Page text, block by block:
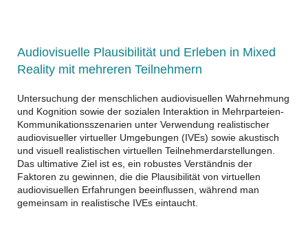
Audiovisuelle Plausibilität und Erleben in Mixed
Reality mit mehreren Teilnehmern
Untersuchung der menschlichen audiovisuellen Wahrnehmung
und Kognition sowie der sozialen Interaktion in Mehrparteien-
Kommunikationsszenarien unter Verwendung realistischer
audiovisueller virtueller Umgebungen (IVEs) sowie akustisch
und visuell realistischen virtuellen Teilnehmerdarstellungen.
Das ultimative Ziel ist es, ein robustes Verständnis der
Faktoren zu gewinnen, die die Plausibilität von virtuellen
audiovisuellen Erfahrungen beeinflussen, während man
gemeinsam in realistische IVEs eintaucht.